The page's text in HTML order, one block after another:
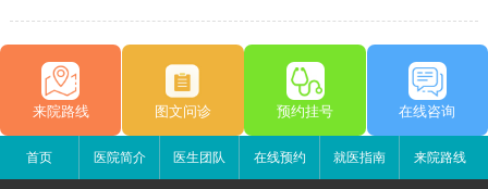
来院路线 图文问诊 预约挂号 在线咨询
首页 医院简介 医生团队 在线预约 就医指南 来院路线